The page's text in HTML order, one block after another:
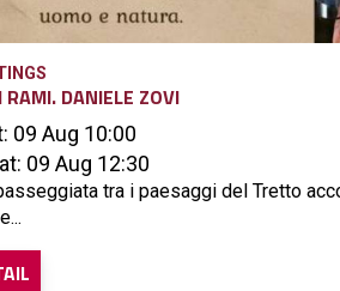
RAMI. DANIELE ZOVI
09 Aug 10:00
09 Aug 12:30
tra i paesaggi del Tretto